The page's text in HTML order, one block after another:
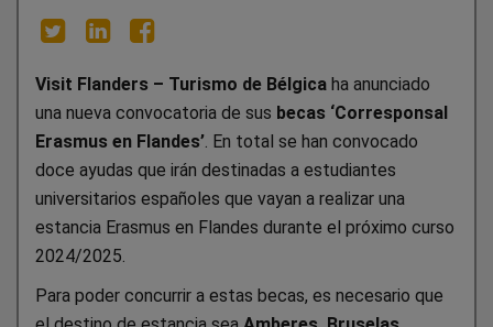
Visit Flanders – Turismo de Bélgica ha anunciado
una nueva convocatoria de sus becas ‘Corresponsal
Erasmus en Flandes’. En total se han convocado
doce ayudas que irán destinadas a estudiantes
universitarios españoles que vayan a realizar una
estancia Erasmus en Flandes durante el próximo curso
2024/2025.
Para poder concurrir a estas becas, es necesario que